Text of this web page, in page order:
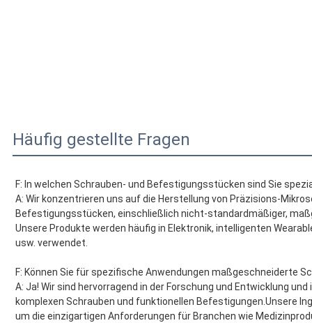
Häufig gestellte Fragen
F: In welchen Schrauben- und Befestigungsstücken sind Sie
A: Wir konzentrieren uns auf die Herstellung von Präzisions-
Befestigungsstücken, einschließlich nicht-standardmäßiger,
Unsere Produkte werden häufig in Elektronik, intelligenten
usw. verwendet.
F: Können Sie für spezifische Anwendungen maßgeschneiderte
A: Ja! Wir sind hervorragend in der Forschung und Entwicklung
komplexen Schrauben und funktionellen Befestigungen.Unsere
um die einzigartigen Anforderungen für Branchen wie